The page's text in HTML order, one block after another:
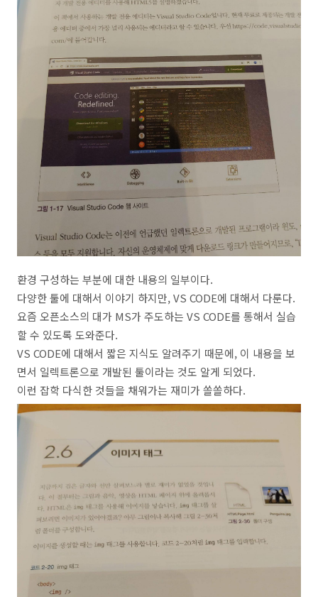
환경 구성하는 부분에 대한 내용의 일부이다.
다양한 툴에 대해서 이야기 하지만, VS CODE에 대해서 다룬다.
요즘 오픈소스의 대가 MS가 주도하는 VS CODE를 통해서 실습
할 수 있도록 도와준다.
VS CODE에 대해서 짧은 지식도 알려주기 때문에, 이 내용을 보
면서 일렉트론으로 개발된 툴이라는 것도 알게 되었다.
이런 잡학 다식한 것들을 채워가는 재미가 쏠쏠하다.